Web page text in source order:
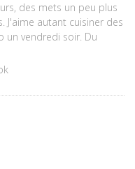
des mets un peu plus
autant cuisiner des
un vendredi soir. Du